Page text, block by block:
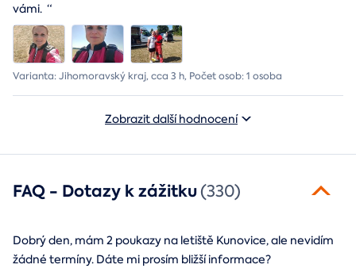
vámi. “
Varianta: Jihomoravský kraj, cca 3 h, Počet osob: 1 osoba
Zobrazit další hodnocení
FAQ - Dotazy k zážitku(330)
Dobrý den, mám 2 poukazy na letiště Kunovice, ale nevidím
žádné termíny. Dáte mi prosím bližší informace?